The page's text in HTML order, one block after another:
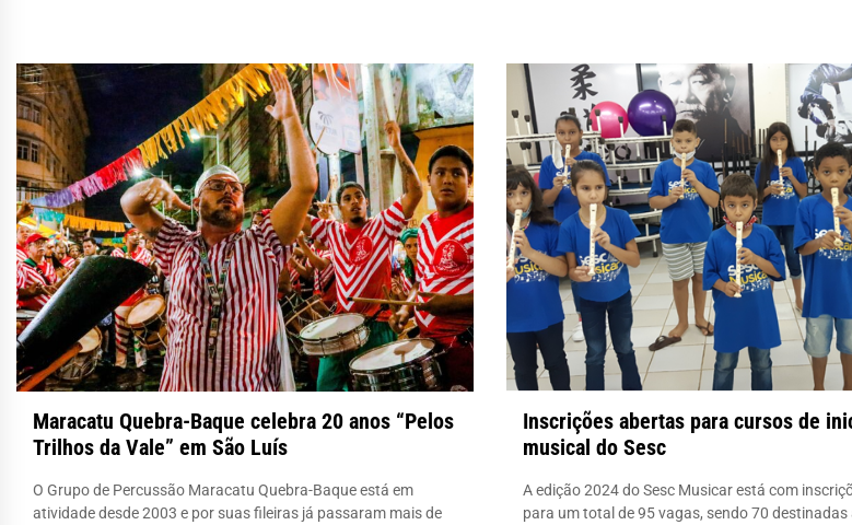
Maracatu Quebra-Baque celebra 20 anos “Pelos
Trilhos da Vale” em São Luís
O Grupo de Percussão Maracatu Quebra-Baque está em
atividade desde 2003 e por suas fileiras já passaram mais de
Inscrições abertas para cursos de
musical do Sesc
A edição 2024 do Sesc Musicar está com
para um total de 95 vagas, sendo 70 destinadas